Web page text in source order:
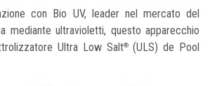
con Bio UV, leader nel mercato del
mediante ultravioletti, questo apparecchio
Ultra Low Salt®(ULS) de Pool